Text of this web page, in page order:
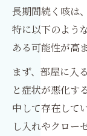
長期間続く咳は
特に以下のよう
ある可能性が高
まず、部屋に入
と症状が悪化す
中して存在して
し入れやクロー